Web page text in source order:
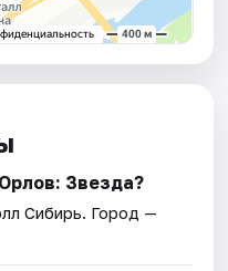
Звезда?
Сибирь. Город —